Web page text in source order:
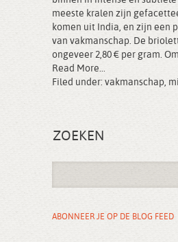
meeste kralen zijn
komen uit India, en zijn een
van vakmanschap. De
ongeveer 2,80 € per gram.
Read More...
Filed under: vakmanschap,
ZOEKEN
ABONNEER JE OP DE BLOG FEED